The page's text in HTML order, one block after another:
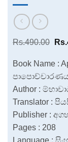
Rs.490.00 Rs.
Book Name :
Author :
Translator :
Publisher :
Pages : 208
Language :